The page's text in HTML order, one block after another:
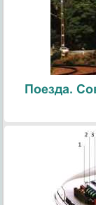
Поезда.